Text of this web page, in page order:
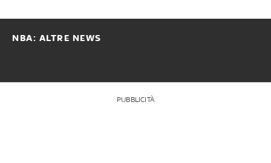
NBA: ALTRE NEWS
PUBBLICITÀ